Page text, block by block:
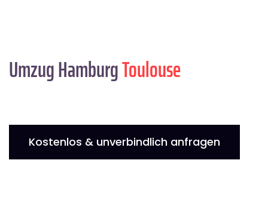
Umzug HamburgToulouse
Kostenlos & unverbindlich anfragen